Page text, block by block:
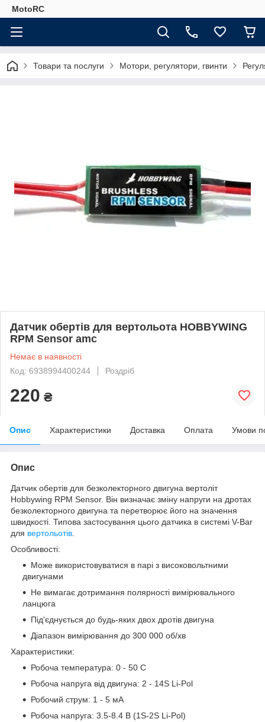
MotoRC
Товари та послуги Мотори, регулятори, гвинти
Датчик обертів для вертольота HOBBYWING
RPM Sensor amc
Немає в наявності
Код: 6938994400244
Роздріб
220 ₴
Опис Характеристики Доставка Оплата Умови
Опис
Датчик обертів для безколекторного двигуна вертоліт
Hobbywing RPM Sensor. Він визначає зміну напруги на дротах
безколекторного двигуна та перетворює його на значення
швидкості. Типова застосування цього датчика в системі V-Bar
для вертольотів
Особливості:
Може використовуватися в парі з високовольтними
двигунами
Не вимагає дотримання полярності вимірювального
ланцюга
Під'єднується до будь-яких двох дротів двигуна
Діапазон вимірювання до 300 000 об/хв
Характеристики:
Робоча температура: 0 - 50 C
Робоча напруга від двигуна: 2 - 14S Li-Pol
Робочий струм: 1 - 5 мА
Робоча напруга: 3.5-8.4 В (1S-2S Li-Pol)